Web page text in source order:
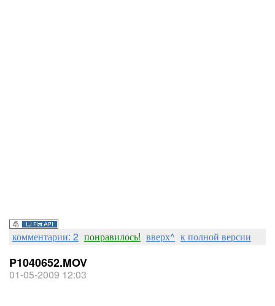
комментарии: 2 понравилось! вверх^ к полной версии
P1040652.MOV
01-05-2009 12:03